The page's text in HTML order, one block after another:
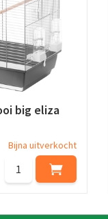
big eliza
Bijna uitverkocht